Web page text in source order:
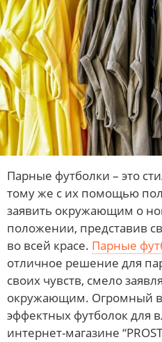
Парные футболки – это
тому же с их помощью
заявить окружающим о
положении, представив
во всей красе. Парные
отличное решение для
своих чувств, смело
окружающим. Огромный
эффектных футболок для
интернет-магазине